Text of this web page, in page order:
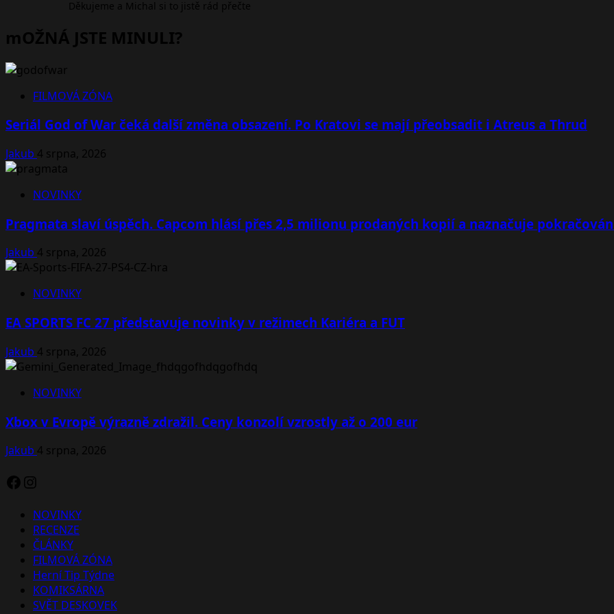
Děkujeme a Michal si to jistě rád přečte
mOŽNÁ JSTE MINULI?
FILMOVÁ ZÓNA
Seriál God of War čeká další změna obsazení. Po Kratovi se mají přeobsadit i Atreus a Thrud
Jakub 4 srpna, 2026
NOVINKY
Pragmata slaví úspěch. Capcom hlásí přes 2,5 milionu prodaných kopií a naznačuje
Jakub 4 srpna, 2026
NOVINKY
EA SPORTS FC 27 představuje novinky v režimech Kariéra a FUT
Jakub 4 srpna, 2026
NOVINKY
Xbox v Evropě výrazně zdražil. Ceny konzolí vzrostly až o 200 eur
Jakub 4 srpna, 2026
Facebook
Instagram
NOVINKY
RECENZE
ČLÁNKY
FILMOVÁ ZÓNA
Herní Tip Týdne
KOMIKSÁRNA
SVĚT DESKOVEK